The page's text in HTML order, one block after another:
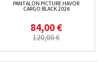
PANTALON PICTURE HAVOR
CARGO BLACK 2026
84,00 €
120,00 €